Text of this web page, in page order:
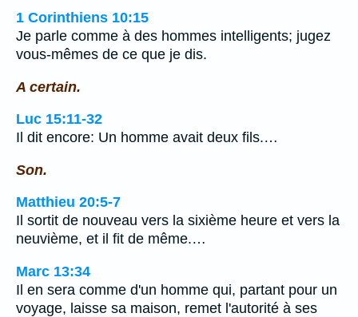
1 Corinthiens 10:15
Je parle comme à des hommes intelligents; jugez
vous-mêmes de ce que je dis.
A certain.
Luc 15:11-32
Il dit encore: Un homme avait deux fils.…
Son.
Matthieu 20:5-7
Il sortit de nouveau vers la sixième heure et vers la
neuvième, et il fit de même.…
Marc 13:34
Il en sera comme d'un homme qui, partant pour un
voyage, laisse sa maison, remet l'autorité à ses